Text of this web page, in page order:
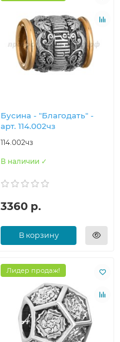
Бусина - "Благодать" -
арт. 114.002чз
114.002чз
В наличии ✓
3360 р.
В корзину
Лидер продаж!